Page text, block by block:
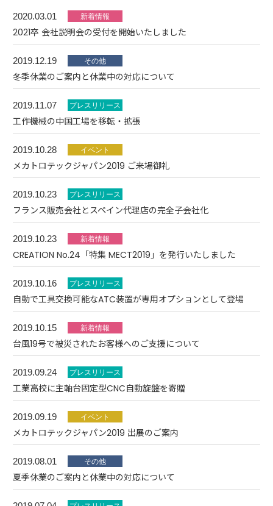
2020.03.01
2021卒 会社説明会の受付を開始いたしました
2019.12.19
冬季休業のご案内と休業中の対応について
2019.11.07
工作機械の中国工場を移転・拡張
2019.10.28
メカトロテックジャパン2019 ご来場御礼
2019.10.23
フランス販売会社とスペイン代理店の完全子会社化
2019.10.23
CREATION No.24「特集 MECT2019」を発行いたしました
2019.10.16
自動で工具交換可能なATC装置が専用オプションとして登場
2019.10.15
台風19号で被災されたお客様へのご支援について
2019.09.24
工業高校に主軸台固定型CNC自動旋盤を寄贈
2019.09.19
メカトロテックジャパン2019 出展のご案内
2019.08.01
夏季休業のご案内と休業中の対応について